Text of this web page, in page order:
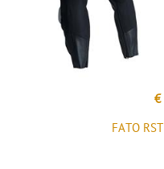
€
FATO